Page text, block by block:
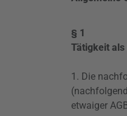
§ 1
Tätigkeit
1. Die
etwaiger